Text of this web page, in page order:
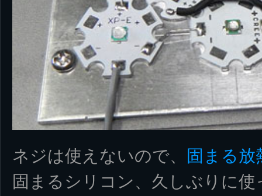
ネジは使えないので、 固まる放
固まるシリコン、久しぶりに